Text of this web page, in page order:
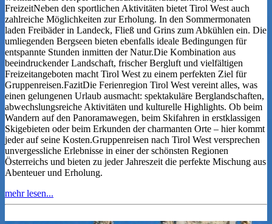
FreizeitNeben den sportlichen Aktivitäten bietet Tirol West auch
zahlreiche Möglichkeiten zur Erholung. In den Sommermonaten
laden Freibäder in Landeck, Fließ und Grins zum Abkühlen ein. Die
umliegenden Bergseen bieten ebenfalls ideale Bedingungen für
entspannte Stunden inmitten der Natur.Die Kombination aus
beeindruckender Landschaft, frischer Bergluft und vielfältigen
Freizeitangeboten macht Tirol West zu einem perfekten Ziel für
Gruppenreisen.FazitDie Ferienregion Tirol West vereint alles, was
einen gelungenen Urlaub ausmacht: spektakuläre Berglandschaften,
abwechslungsreiche Aktivitäten und kulturelle Highlights. Ob beim
Wandern auf den Panoramawegen, beim Skifahren in erstklassigen
Skigebieten oder beim Erkunden der charmanten Orte – hier kommt
jeder auf seine Kosten.Gruppenreisen nach Tirol West versprechen
unvergessliche Erlebnisse in einer der schönsten Regionen
Österreichs und bieten zu jeder Jahreszeit die perfekte Mischung aus
Abenteuer und Erholung.
mehr lesen...